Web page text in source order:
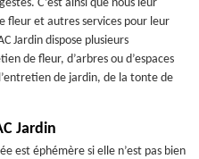
C’est ainsi que nous leur
fleur et autres services pour leur
Jardin dispose plusieurs
de fleur, d’arbres ou d’espaces
de jardin, de la tonte de
Jardin
est éphémère si elle n’est pas bien